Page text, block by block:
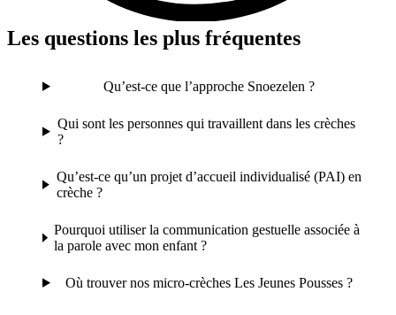
Les questions les plus fréquentes
Qu’est-ce que l’approche Snoezelen ?
Qui sont les personnes qui travaillent dans les crèches
?
Qu’est-ce qu’un projet d’accueil individualisé (PAI) en
crèche ?
Pourquoi utiliser la communication gestuelle associée à
la parole avec mon enfant ?
Où trouver nos micro-crèches Les Jeunes Pousses ?